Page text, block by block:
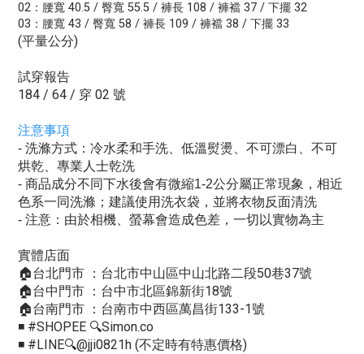
02：腰寬 40.5 / 臀寬 55.5 / 褲長 108 / 褲襠 37 / 下擺 32
03：腰寬 43 / 臀寬 58 / 褲長 109 / 褲襠 38 / 下擺 33
(平量公分)
試穿報告
184 / 64 / 穿 02 號
注意事項
- 洗滌方式：冷水柔和手洗、低溫熨燙、不可漂白、不可
烘乾、專業人士乾洗
- 商品成分不同下水後會有微縮1-2公分屬正常現象，相近
色系一同洗滌；建議使用洗衣袋，並將衣物反面清洗
- 注意：由於相機、螢幕會造成色差，一切以實物為主
實體店面
🏠台北門市 ：台北市中山區中山北路二段50巷37號
🏠台中門市 ：台中市北區錦新街18號
🏠台南門市 ：台南市中西區萬昌街133-1號
◾️ #SHOPEE 🔍Simon.co
◾️ #LINE🔍@jji0821h (不定時有特惠價格)